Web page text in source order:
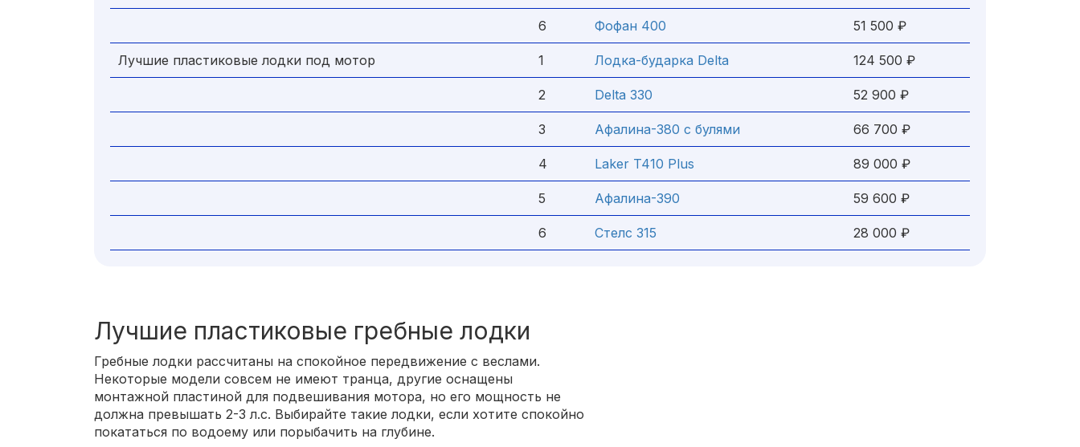
6 Фофан 400 51 500 ₽
Лучшие пластиковые лодки под мотор 1 Лодка-бударка Delta 124 500 ₽
2 Delta 330 52 900 ₽
3 Афалина-380 с булями 66 700 ₽
4 Laker T410 Plus 89 000 ₽
5 Афалина-390 59 600 ₽
6 Стелс 315 28 000 ₽
Лучшие пластиковые гребные лодки
Гребные лодки рассчитаны на спокойное передвижение с веслами.
Некоторые модели совсем не имеют транца, другие оснащены
монтажной пластиной для подвешивания мотора, но его мощность не
должна превышать 2-3 л.с. Выбирайте такие лодки, если хотите спокойно
покататься по водоему или порыбачить на глубине.